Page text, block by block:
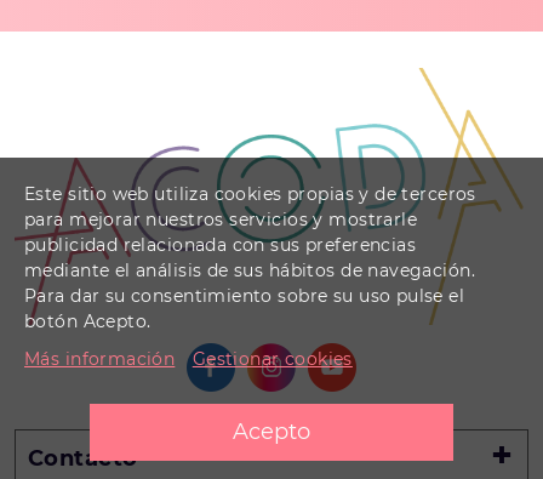
Contacto
Este sitio web utiliza cookies propias y de terceros
para mejorar nuestros servicios y mostrarle
publicidad relacionada con sus preferencias
mediante el análisis de sus hábitos de navegación.
Para dar su consentimiento sobre su uso pulse el
botón Acepto.
Más información
Gestionar cookies